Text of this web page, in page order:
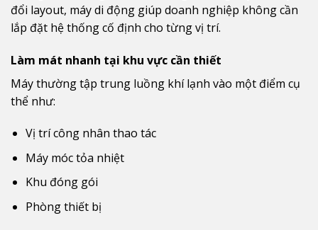
đổi layout, máy di động giúp doanh nghiệp không cần
lắp đặt hệ thống cố định cho từng vị trí.
Làm mát nhanh tại khu vực cần thiết
Máy thường tập trung luồng khí lạnh vào một điểm cụ
thể như:
Vị trí công nhân thao tác
Máy móc tỏa nhiệt
Khu đóng gói
Phòng thiết bị